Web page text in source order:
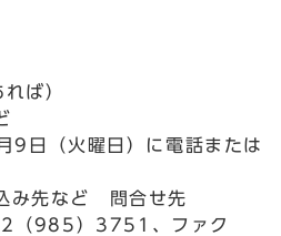
ば）
9日（火曜日）に電話または
み先など 問合せ先
（985）3751、ファク